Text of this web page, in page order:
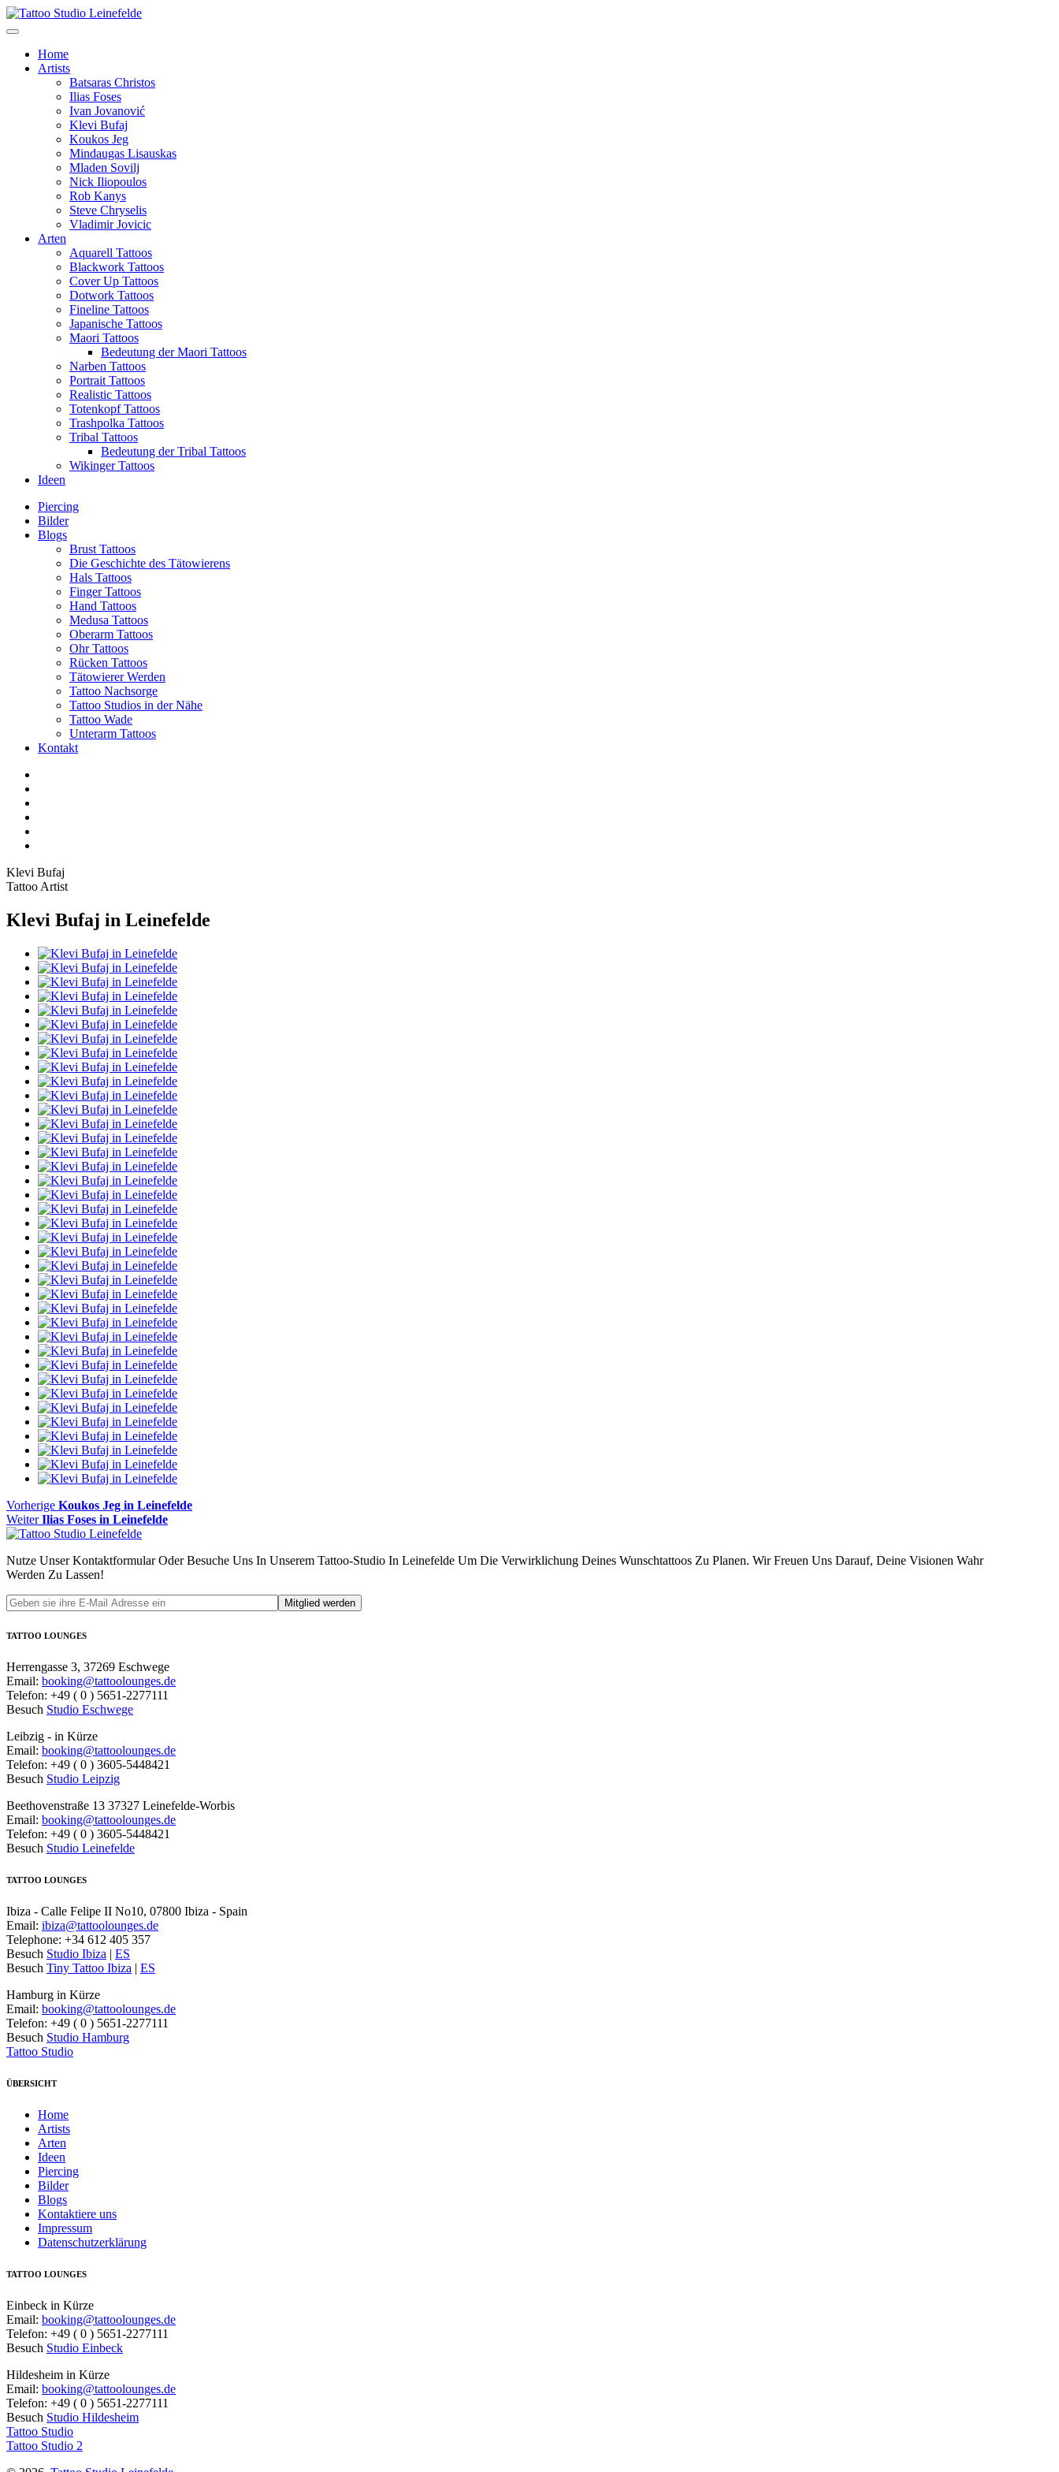
Home
Artists
Batsaras Christos
Ilias Foses
Ivan Jovanović
Klevi Bufaj
Koukos Jeg
Mindaugas Lisauskas
Mladen Sovilj
Nick Iliopoulos
Rob Kanys
Steve Chryselis
Vladimir Jovicic
Arten
Aquarell Tattoos
Blackwork Tattoos
Cover Up Tattoos
Dotwork Tattoos
Fineline Tattoos
Japanische Tattoos
Maori Tattoos
Bedeutung der Maori Tattoos
Narben Tattoos
Portrait Tattoos
Realistic Tattoos
Totenkopf Tattoos
Trashpolka Tattoos
Tribal Tattoos
Bedeutung der Tribal Tattoos
Wikinger Tattoos
Ideen
Piercing
Bilder
Blogs
Brust Tattoos
Die Geschichte des Tätowierens
Hals Tattoos
Finger Tattoos
Hand Tattoos
Medusa Tattoos
Oberarm Tattoos
Ohr Tattoos
Rücken Tattoos
Tätowierer Werden
Tattoo Nachsorge
Tattoo Studios in der Nähe
Tattoo Wade
Unterarm Tattoos
Kontakt
Klevi Bufaj
Tattoo Artist
Klevi Bufaj in Leinefelde
Beitragsnavigation
Vorherige Vorheriger
Beitrag
Koukos Jeg in Leinefelde
Weiter Nächster
Beitrag:
Ilias Foses in Leinefelde
Nutze Unser Kontaktformular Oder Besuche Uns In Unserem Tattoo-Studio In Leinefelde Um Die Verwirklichung Deines Wunschtattoos Zu Planen. Wir Freuen Uns Darauf, Deine Visionen Wahr
Werden Zu Lassen!
TATTOO LOUNGES
Herrengasse 3, 37269 Eschwege
Email: booking@tattoolounges.de
Telefon: +49 ( 0 ) 5651-2277111
Besuch Studio Eschwege
Leibzig - in Kürze
Email: booking@tattoolounges.de
Telefon: +49 ( 0 ) 3605-5448421
Besuch Studio Leipzig
Beethovenstraße 13 37327 Leinefelde-Worbis
Email: booking@tattoolounges.de
Telefon: +49 ( 0 ) 3605-5448421
Besuch Studio Leinefelde
TATTOO LOUNGES
Ibiza - Calle Felipe II No10, 07800 Ibiza - Spain
Email: ibiza@tattoolounges.de
Telephone: +34 612 405 357
Besuch Studio Ibiza | ES
Besuch Tiny Tattoo Ibiza | ES
Hamburg in Kürze
Email: booking@tattoolounges.de
Telefon: +49 ( 0 ) 5651-2277111
Besuch Studio Hamburg
Tattoo Studio
ÜBERSICHT
Home
Artists
Arten
Ideen
Piercing
Bilder
Blogs
Kontaktiere uns
Impressum
Datenschutzerklärung
TATTOO LOUNGES
Einbeck in Kürze
Email: booking@tattoolounges.de
Telefon: +49 ( 0 ) 5651-2277111
Besuch Studio Einbeck
Hildesheim in Kürze
Email: booking@tattoolounges.de
Telefon: +49 ( 0 ) 5651-2277111
Besuch Studio Hildesheim
Tattoo Studio
Tattoo Studio 2